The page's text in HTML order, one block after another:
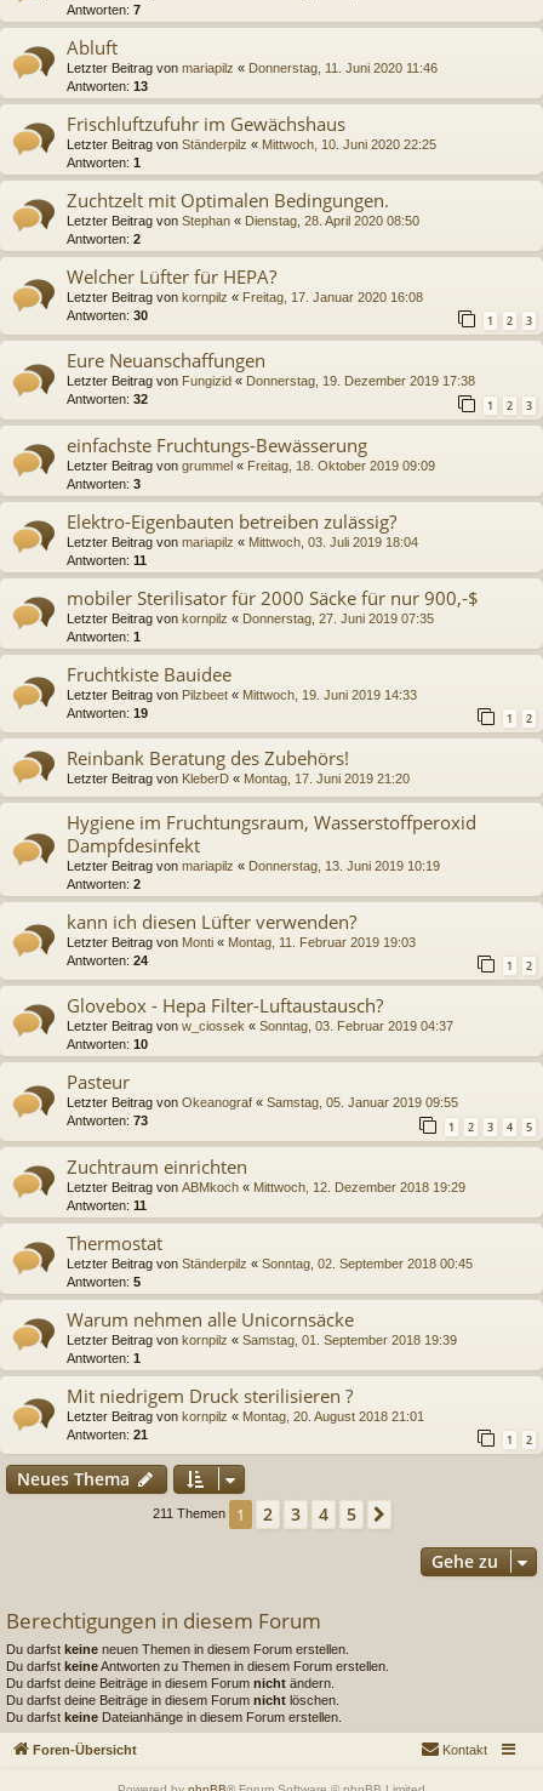
Antworten: 7
Abluft
Letzter Beitrag von mariapilz « Donnerstag, 11. Juni 2020 11:46
Antworten: 13
Frischluftzufuhr im Gewächshaus
Letzter Beitrag von Ständerpilz « Mittwoch, 10. Juni 2020 22:25
Antworten: 1
Zuchtzelt mit Optimalen Bedingungen.
Letzter Beitrag von Stephan « Dienstag, 28. April 2020 08:50
Antworten: 2
Welcher Lüfter für HEPA?
Letzter Beitrag von kornpilz « Freitag, 17. Januar 2020 16:08
Antworten: 30 1 2 3
Eure Neuanschaffungen
Letzter Beitrag von Fungizid « Donnerstag, 19. Dezember 2019 17:38
Antworten: 32 1 2 3
einfachste Fruchtungs-Bewässerung
Letzter Beitrag von grummel « Freitag, 18. Oktober 2019 09:09
Antworten: 3
Elektro-Eigenbauten betreiben zulässig?
Letzter Beitrag von mariapilz « Mittwoch, 03. Juli 2019 18:04
Antworten: 11
mobiler Sterilisator für 2000 Säcke für nur 900,-$
Letzter Beitrag von kornpilz « Donnerstag, 27. Juni 2019 07:35
Antworten: 1
Fruchtkiste Bauidee
Letzter Beitrag von Pilzbeet « Mittwoch, 19. Juni 2019 14:33
Antworten: 19 1 2
Reinbank Beratung des Zubehörs!
Letzter Beitrag von KleberD « Montag, 17. Juni 2019 21:20
Hygiene im Fruchtungsraum, Wasserstoffperoxid
Dampfdesinfekt
Letzter Beitrag von mariapilz « Donnerstag, 13. Juni 2019 10:19
Antworten: 2
kann ich diesen Lüfter verwenden?
Letzter Beitrag von Monti « Montag, 11. Februar 2019 19:03
Antworten: 24 1 2
Glovebox - Hepa Filter-Luftaustausch?
Letzter Beitrag von w_ciossek « Sonntag, 03. Februar 2019 04:37
Antworten: 10
Pasteur
Letzter Beitrag von Okeanograf « Samstag, 05. Januar 2019 09:55
Antworten: 73 1 2 3 4 5
Zuchtraum einrichten
Letzter Beitrag von ABMkoch « Mittwoch, 12. Dezember 2018 19:29
Antworten: 11
Thermostat
Letzter Beitrag von Ständerpilz « Sonntag, 02. September 2018 00:45
Antworten: 5
Warum nehmen alle Unicornsäcke
Letzter Beitrag von kornpilz « Samstag, 01. September 2018 19:39
Antworten: 1
Mit niedrigem Druck sterilisieren ?
Letzter Beitrag von kornpilz « Montag, 20. August 2018 21:01
Antworten: 21 1 2
Neues Thema
211 Themen 1 2 3 4 5
Gehe zu
Berechtigungen in diesem Forum
Du darfst keine neuen Themen in diesem Forum erstellen.
Du darfst keineAntworten zu Themen in diesem Forum erstellen.
Du darfst deine Beiträge in diesem Forum nicht ändern.
Du darfst deine Beiträge in diesem Forum nicht löschen.
Du darfst keine Dateianhänge in diesem Forum erstellen.
Foren-Übersicht Kontakt